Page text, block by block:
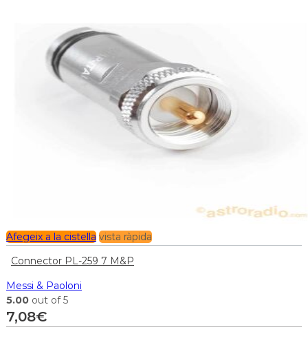
Afegeix a la cistella vista ràpida
Connector PL-259 7 M&P
Messi & Paoloni
5.00 out of 5
7,08€